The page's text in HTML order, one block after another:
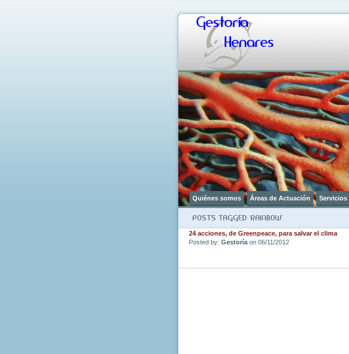
Gestoría
Henares
Quiénes somos Áreas de Actuación Servicios
POSTS TAGGED ‘RAINBOW’
24 acciones, de Greenpeace, para salvar el clima
Posted by: Gestoría on 06/11/2012